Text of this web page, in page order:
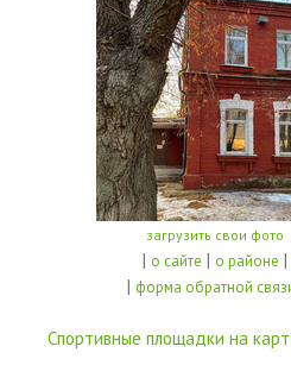
загрузить свои фото
| о сайте | о районе |
| форма обратной
Спортивные площадки на